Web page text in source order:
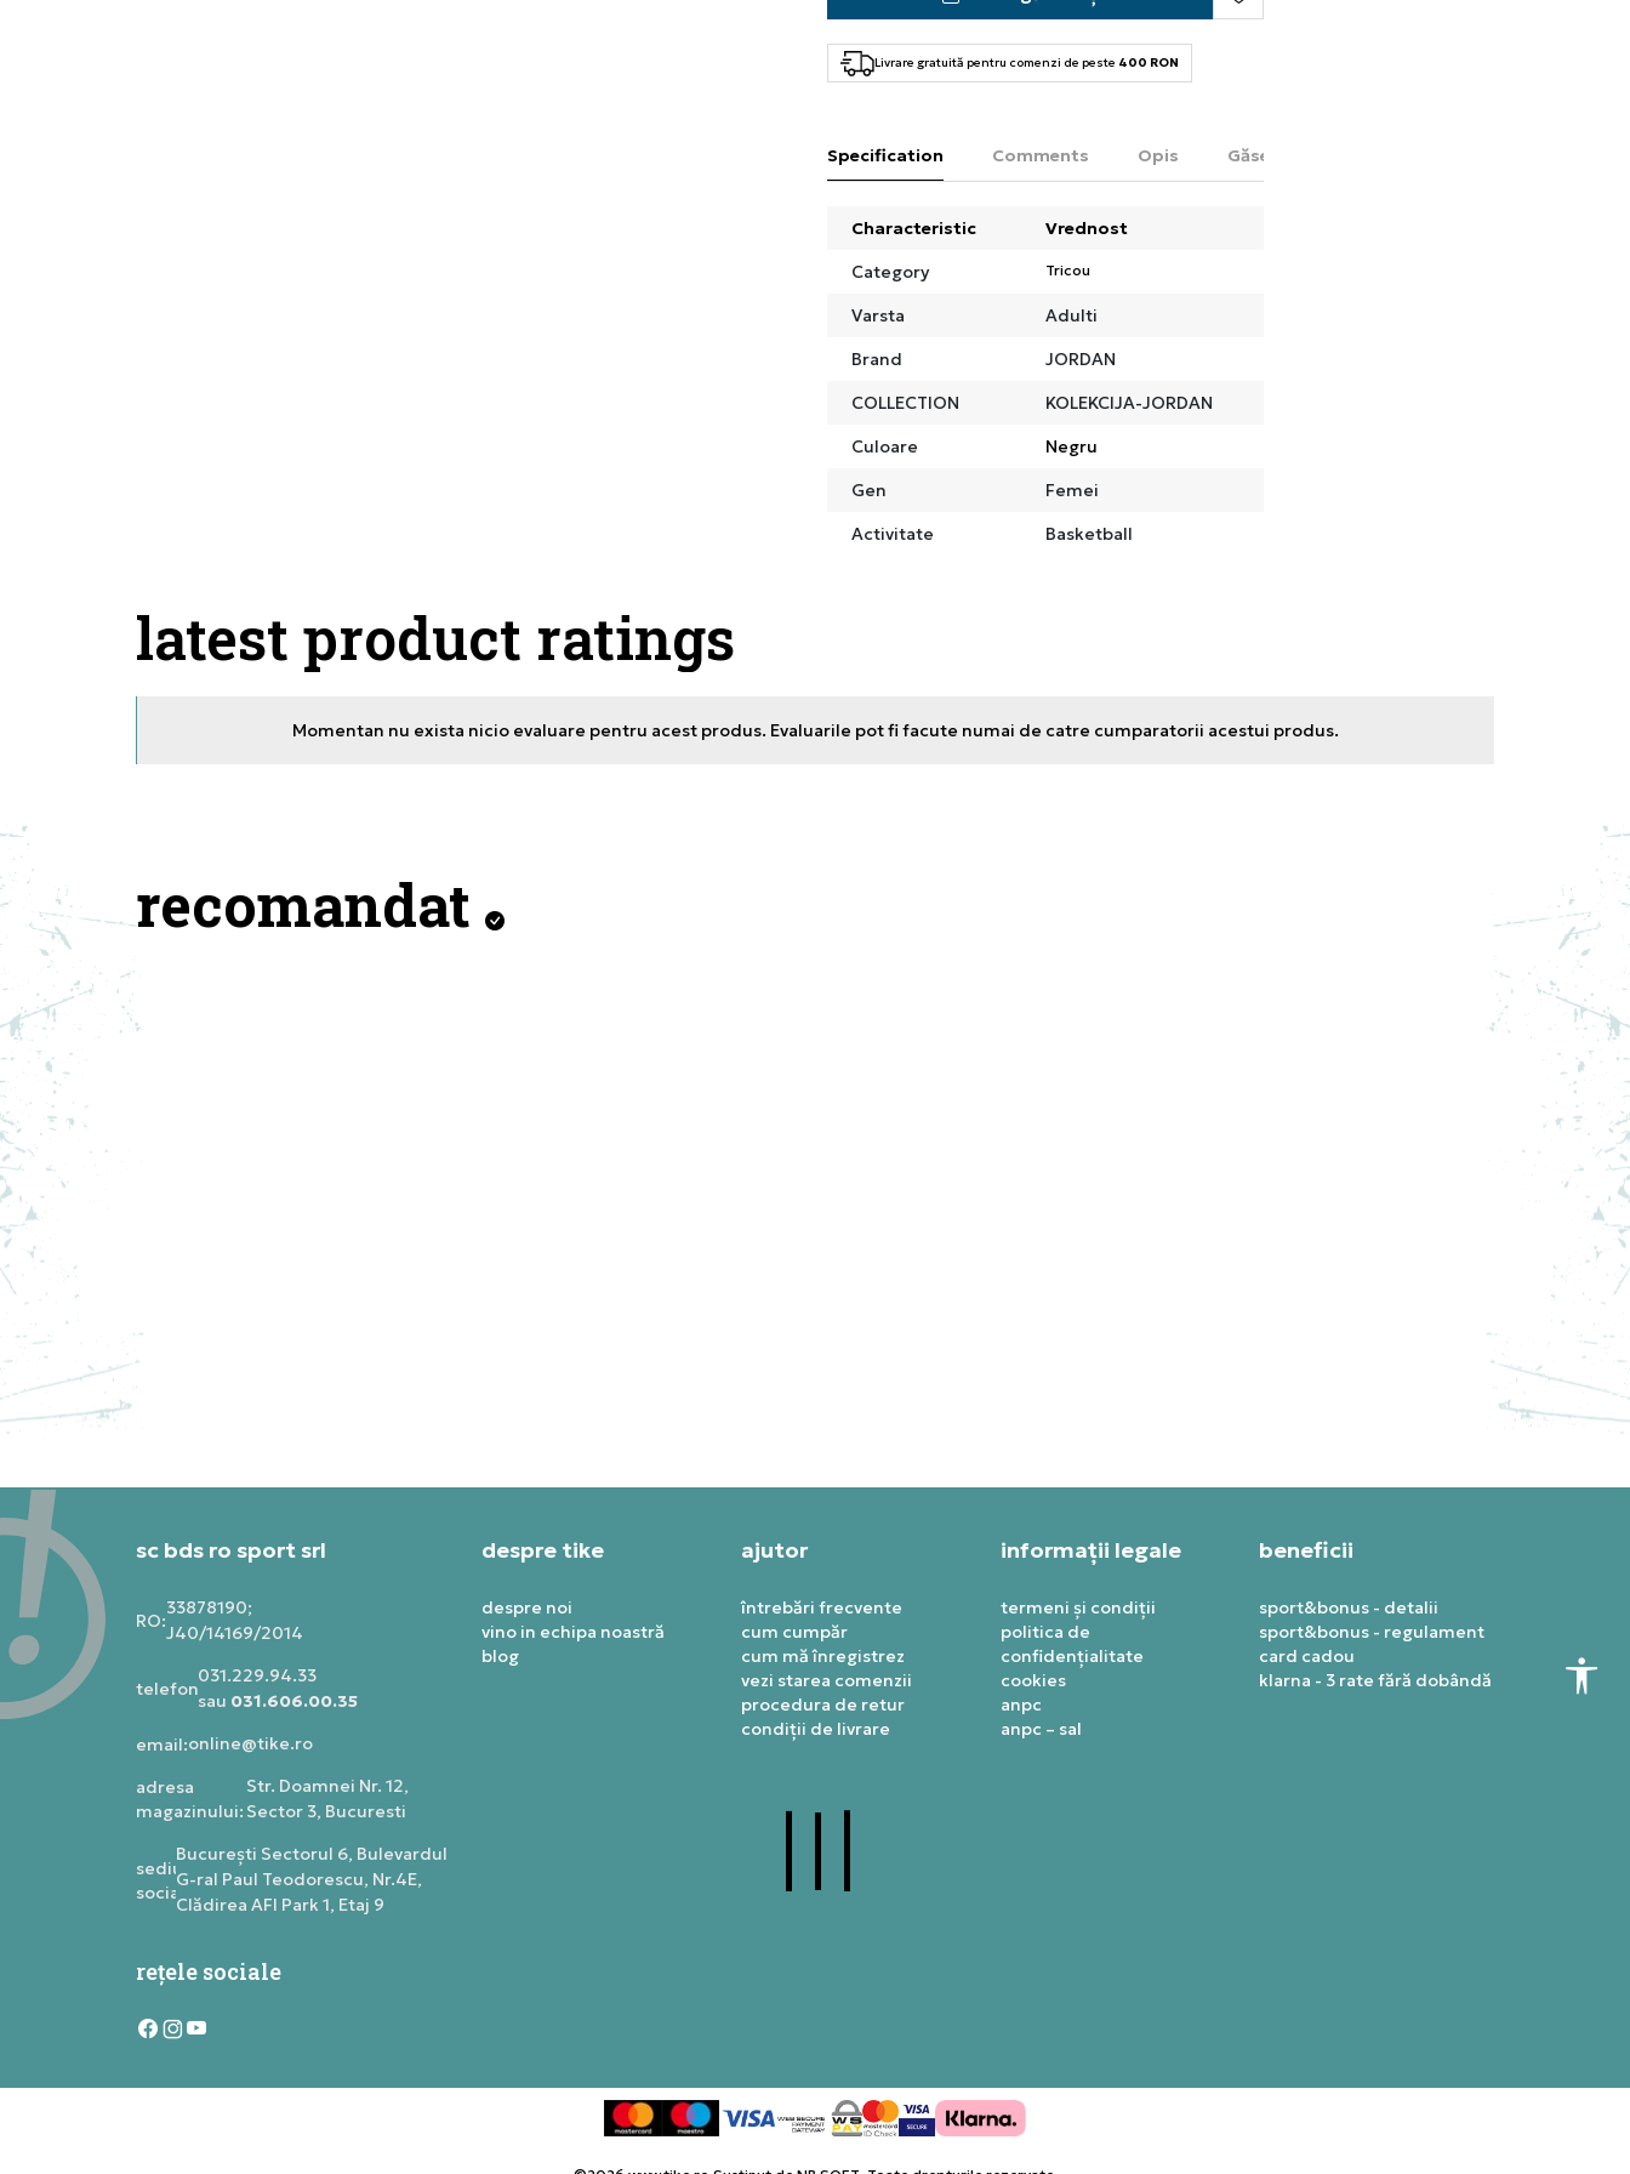
Livrare gratuită pentru comenzi de peste 400 RON
Specification Comments Opis Găsește în magazin
Characteristic
Vrednost
Category
Tricou
Varsta
Adulti
Brand
JORDAN
COLLECTION
KOLEKCIJA-JORDAN
Culoare
Negru
Gen
Femei
Activitate
Basketball
latest product ratings
Momentan nu exista nicio evaluare pentru acest produs. Evaluarile pot fi facute numai de catre cumparatorii acestui produs.
recomandat
sc bds ro sport srl
RO:
33878190;
J40/14169/2014
telefon:
031.229.94.33
sau 031.606.00.35
email:online@tike.ro
adresa
magazinului:
Str. Doamnei Nr. 12,
Sector 3, Bucuresti
sediu
social:
Bucureşti Sectorul 6, Bulevardul
G-ral Paul Teodorescu, Nr.4E,
Clădirea AFI Park 1, Etaj 9
despre tike
despre noi
vino in echipa noastră
blog
ajutor
întrebări frecvente
cum cumpăr
cum mă înregistrez
vezi starea comenzii
procedura de retur
condiții de livrare
informații legale
termeni și condiții
politica de
confidențialitate
cookies
anpc
anpc – sal
beneficii
sport&bonus - detalii
sport&bonus - regulament
card cadou
klarna - 3 rate fără dobândă
rețele sociale